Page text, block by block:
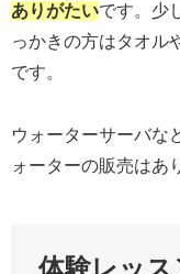
ありがたいです。少
っかきの方はタオル
です。
ウォーターサーバな
ォーターの販売はあ
体験レッ